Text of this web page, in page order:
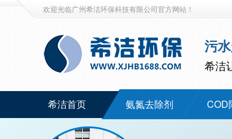
欢迎光临广州希洁环保科技有限公司官方网站！
污
希洁
希洁首页 氨氮去除剂 COD